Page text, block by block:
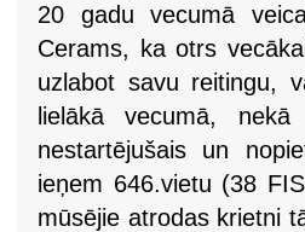
20 gadu vecumā
Cerams, ka otrs
uzlabot savu reitingu,
lielākā vecumā,
nestartējušais un
ieņem 646.vietu (38
mūsējie atrodas krietni